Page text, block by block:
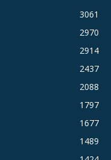
3061
2970
2914
2437
2088
1797
1677
1489